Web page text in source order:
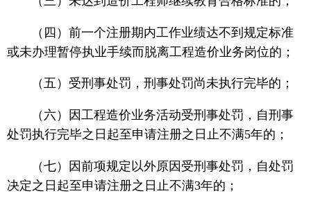
（四）前一个注册期内工作业绩达不到规定标准
或未办理暂停执业手续而脱离工程造价业务岗位的；
（五）受刑事处罚，刑事处罚尚未执行完毕的；
（六）因工程造价业务活动受刑事处罚，自刑事
处罚执行完毕之日起至申请注册之日止不满5年的；
（七）因前项规定以外原因受刑事处罚，自处罚
决定之日起至申请注册之日止不满3年的；